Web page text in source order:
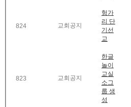
824 교회공지
헝가
리 단
기선
교
823 교회공지
한글
놀이
교실
소그
룹 생
성